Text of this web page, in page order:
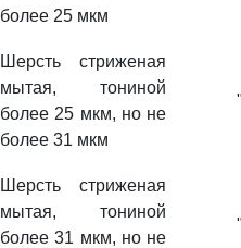
более 25 мкм
Шерсть стриженая
мытая, тониной
более 25 мкм, но не
более 31 мкм
Шерсть стриженая
мытая, тониной
более 31 мкм, но не